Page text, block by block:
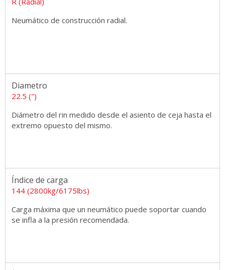
Neumático de construcción radial.
Diametro
22.5 (")
Diámetro del rin medido desde el asiento de ceja hasta el
extremo opuesto del mismo.
Índice de carga
144 (2800kg/6175lbs)
Carga máxima que un neumático puede soportar cuando
se infla a la presión recomendada.